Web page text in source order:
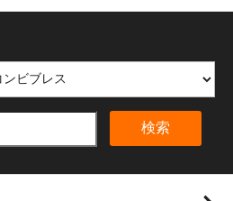
検索